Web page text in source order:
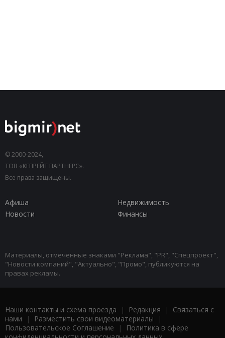
© 2000-2024,
ТОВ «КЕПРЕЙТ ПАРТНЕРС».
Все права защищены.
Афиша
Недвижимость
Новости
Финансы
Материалы, отмеченные знаками "Реклама", "PR", "Спецпроект",
"Новости компаний", "Актуально", "Промо", публикуются на
правах рекламы.
Наши контакты и схема проезда | Редакция | Связаться с
нами | Разместить свои видеоматериалы |
Пользовательское Соглашение |
Политика в сфере